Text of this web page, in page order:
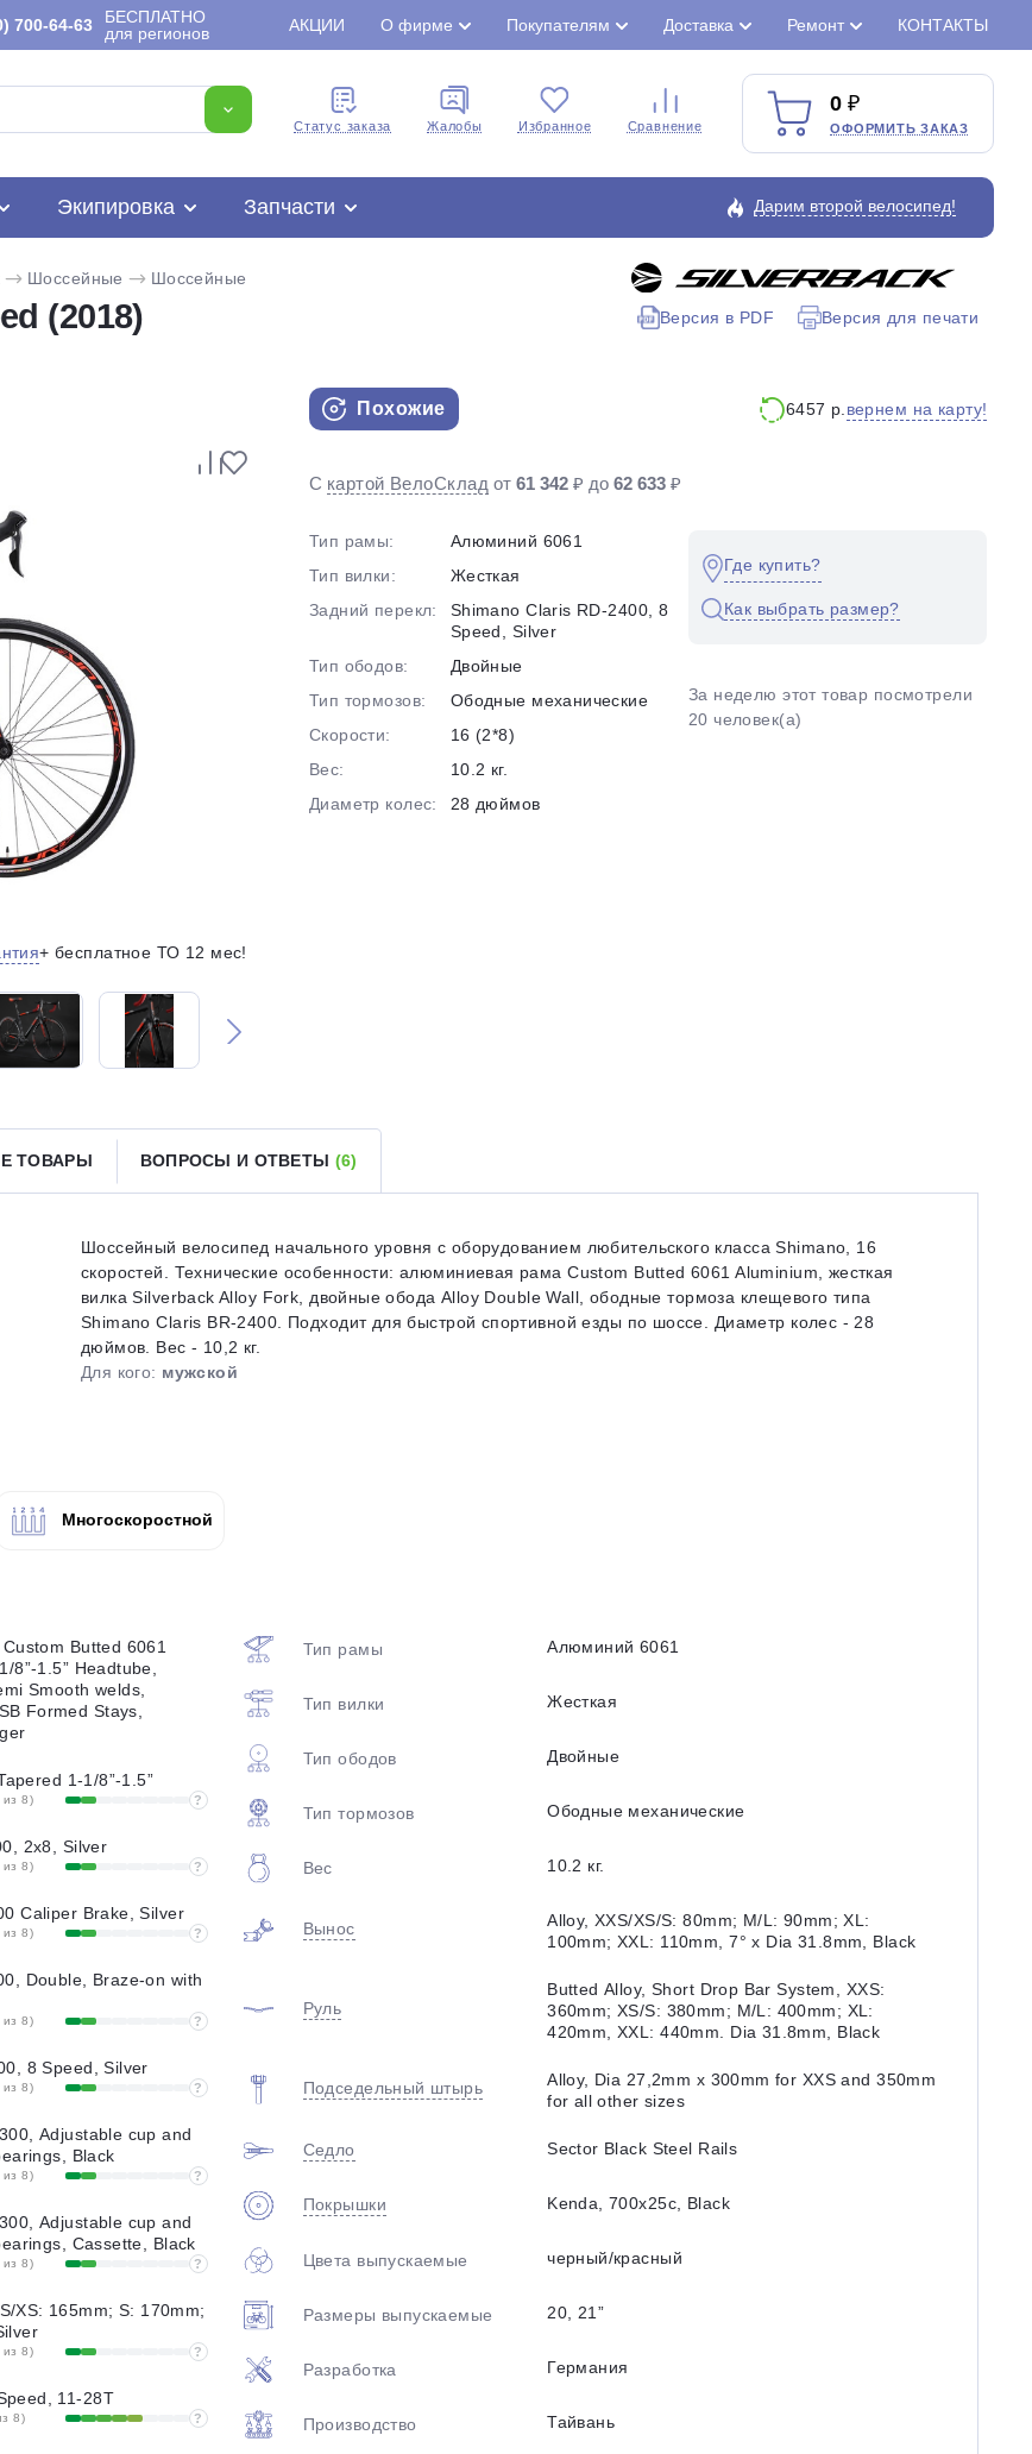
700-64-63
БЕСПЛАТНО
для регионов
АКЦИИ О фирме Покупателям Доставка Ремонт КОНТАКТЫ
Cтатус заказа Жалобы Избранное Сравнение
0
ОФОРМИТЬ ЗАКАЗ
Экипировка Запчасти Дарим второй велосипед!
Шоссейные Шоссейные
(2018) Версия в PDF Версия для печати
+ бесплатное ТО 12 мес!
Похожие 6457 р. вернем на карту!
С картой ВелоСклад от61 342 ₽ до62 633 ₽
Тип рамы:
Алюминий 6061
Тип вилки:
Жесткая
Задний перекл:
Shimano Claris RD-2400, 8
Speed, Silver
Тип ободов:
Двойные
Тип тормозов:
Ободные механические
Скорости:
16 (2*8)
Вес:
10.2 кг.
Диаметр колес:
28 дюймов
Где купить?
Как выбрать размер?
За неделю этот товар посмотрели
20 человек(а)
ТОВАРЫ ВОПРОСЫ И ОТВЕТЫ (6)
Шоссейный велосипед начального уровня с оборудованием любительского класса Shimano, 16
скоростей. Технические особенности: алюминиевая рама Custom Butted 6061 Aluminium, жесткая
вилка Silverback Alloy Fork, двойные обода Alloy Double Wall, ободные тормоза клещевого типа
Shimano Claris BR-2400. Подходит для быстрой спортивной езды по шоссе. Диаметр колес - 28
дюймов. Вес - 10,2 кг.
Для кого: мужской
Многоскоростной
Butted 6061
8”-1.5” Headtube,
Smooth welds,
Formed Stays,
1-1/8”-1.5”
из 8) ?
2x8, Silver
из 8) ?
Caliper Brake, Silver
из 8) ?
Double, Braze-on with
из 8) ?
8 Speed, Silver
из 8) ?
Adjustable cup and
Black
из 8) ?
Adjustable cup and
Cassette, Black
из 8) ?
XS: 165mm; S: 170mm;
из 8) ?
11-28T
8) ?
Тип рамы Алюминий 6061
Тип вилки Жесткая
Тип ободов Двойные
Тип тормозов Ободные механические
Вес 10.2 кг.
Вынос
Alloy, XXS/XS/S: 80mm; M/L: 90mm; XL:
100mm; XXL: 110mm, 7° x Dia 31.8mm, Black
Руль
Butted Alloy, Short Drop Bar System, XXS:
360mm; XS/S: 380mm; M/L: 400mm; XL:
420mm, XXL: 440mm. Dia 31.8mm, Black
Подседельный штырь
Alloy, Dia 27,2mm x 300mm for XXS and 350mm
for all other sizes
Седло Sector Black Steel Rails
Покрышки Kenda, 700x25c, Black
Цвета выпускаемые черный/красный
Размеры выпускаемые 20, 21”
Разработка Германия
Производство Тайвань
без переплат
платежей
%
Оплачивайте сегодня только
25% картой любого банка
Оставшиеся75% будутсписываться
об оплате Плайтом
Остались вопросы?